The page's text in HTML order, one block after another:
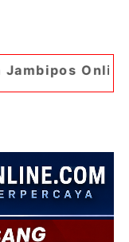
Portal Berita